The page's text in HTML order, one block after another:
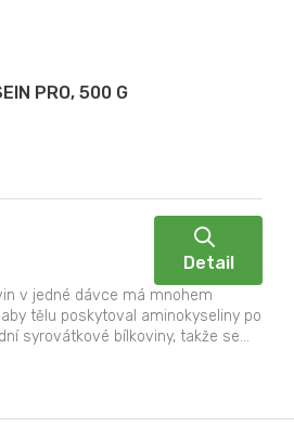
PRO, 500 G
Detail
v jedné dávce má mnohem
tělu poskytoval aminokyseliny po
syrovátkové bílkoviny, takže se...